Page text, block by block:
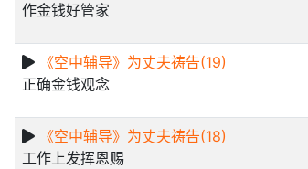
作金钱好管家
《空中辅导》为丈夫祷告(19)
正确金钱观念
《空中辅导》为丈夫祷告(18)
工作上发挥恩赐